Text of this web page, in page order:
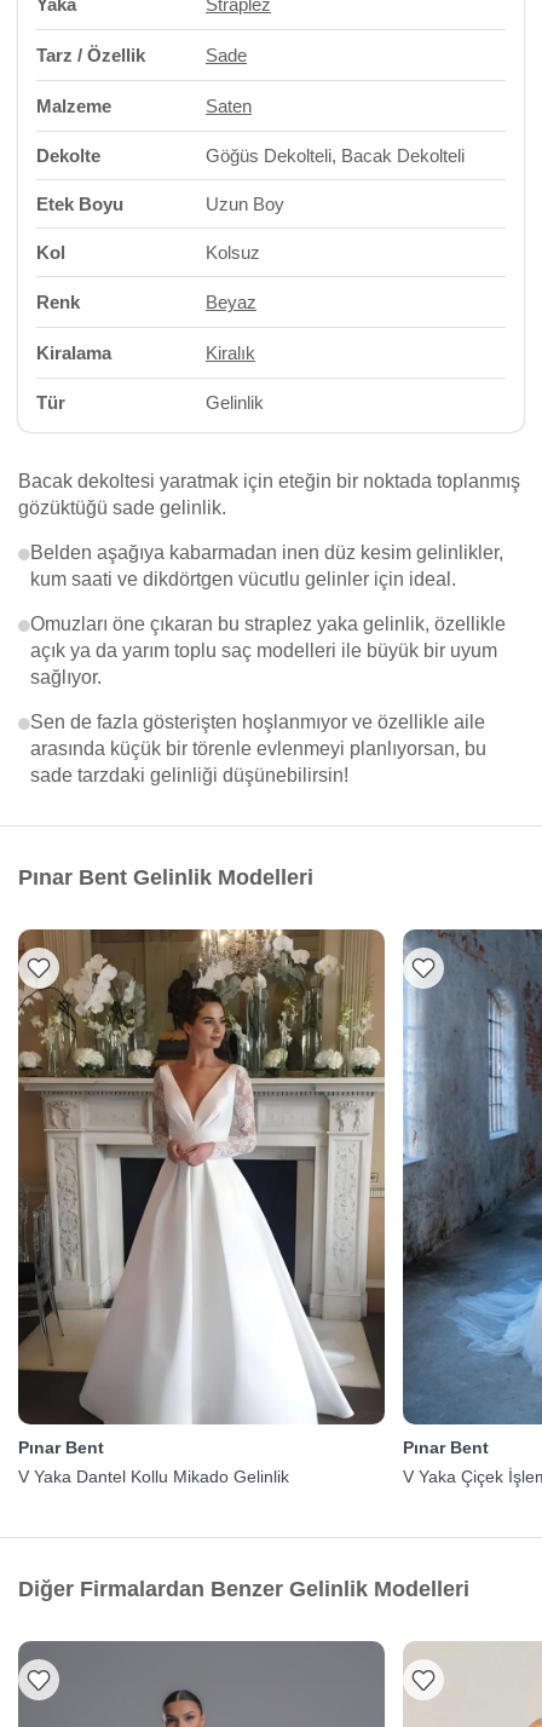
Yaka Straplez
Tarz / Özellik Sade
Malzeme Saten
Dekolte Göğüs Dekolteli, Bacak Dekolteli
Etek Boyu Uzun Boy
Kol Kolsuz
Renk Beyaz
Kiralama Kiralık
Tür Gelinlik
Bacak dekoltesi yaratmak için eteğin bir noktada toplanmış
gözüktüğü sade gelinlik.
Belden aşağıya kabarmadan inen düz kesim gelinlikler,
kum saati ve dikdörtgen vücutlu gelinler için ideal.
Omuzları öne çıkaran bu straplez yaka gelinlik, özellikle
açık ya da yarım toplu saç modelleri ile büyük bir uyum
sağlıyor.
Sen de fazla gösterişten hoşlanmıyor ve özellikle aile
arasında küçük bir törenle evlenmeyi planlıyorsan, bu
sade tarzdaki gelinliği düşünebilirsin!
Pınar Bent Gelinlik Modelleri
Pınar Bent
V Yaka Dantel Kollu Mikado Gelinlik
Pınar Bent
V Yaka Çiçek
Diğer Firmalardan Benzer Gelinlik Modelleri